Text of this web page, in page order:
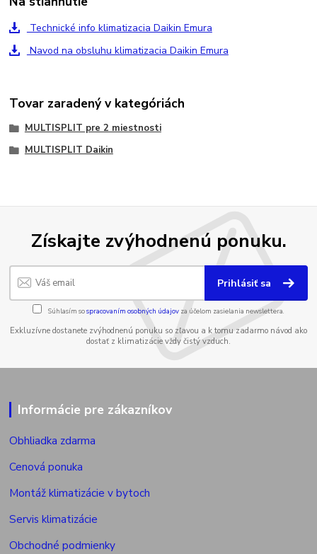
Technické info klimatizacia Daikin Emura
Navod na obsluhu klimatizacia Daikin Emura
Tovar zaradený v kategóriách
MULTISPLIT pre 2 miestnosti
MULTISPLIT Daikin
Získajte zvýhodnenú ponuku.
Prihlásiť sa
Súhlasím sospracovaním osobných údajov za účelom zasielania newslettera.
Exkluzívne dostanete zvýhodnenú ponuku so zľavou a k tomu zadarmo návod ako
dostať z klimatizácie vždy čistý vzduch.
Informácie pre zákazníkov
Obhliadka zdarma
Cenová ponuka
Montáž klimatizácie v bytoch
Servis klimatizácie
Obchodné podmienky